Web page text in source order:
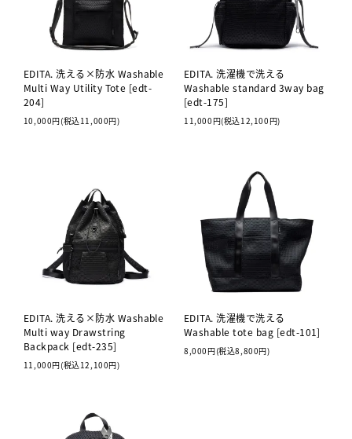
EDITA. 洗える×防水 Washable
Multi Way Utility Tote [edt-
204]
10,000円(税込11,000円)
EDITA. 洗濯機で洗える
Washable standard 3way bag
[edt-175]
11,000円(税込12,100円)
EDITA. 洗える×防水 Washable
Multi way Drawstring
Backpack [edt-235]
11,000円(税込12,100円)
EDITA. 洗濯機で洗える
Washable tote bag [edt-101]
8,000円(税込8,800円)